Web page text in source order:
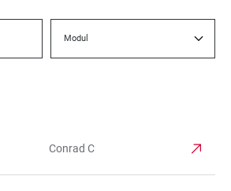
Modul
Conrad C